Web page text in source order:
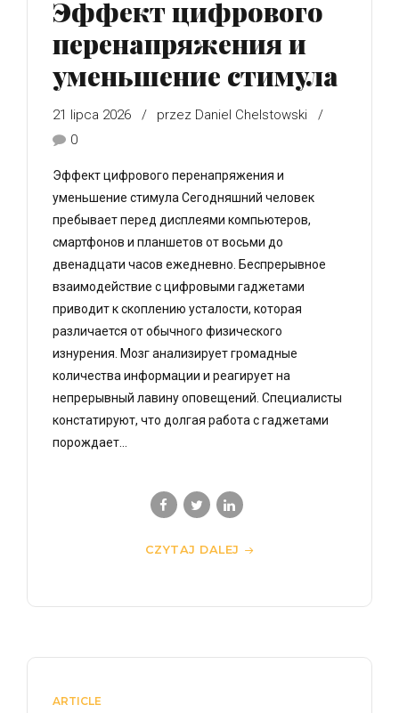
Эффект цифрового
перенапряжения и
уменьшение стимула
21 lipca 2026
przez Daniel Chelstowski
0
Эффект цифрового перенапряжения и
уменьшение стимула Сегодняшний человек
пребывает перед дисплеями компьютеров,
смартфонов и планшетов от восьми до
двенадцати часов ежедневно. Беспрерывное
взаимодействие с цифровыми гаджетами
приводит к скоплению усталости, которая
различается от обычного физического
изнурения. Мозг анализирует громадные
количества информации и реагирует на
непрерывный лавину оповещений. Специалисты
констатируют, что долгая работа с гаджетами
порождает...
CZYTAJ DALEJ
ARTICLE